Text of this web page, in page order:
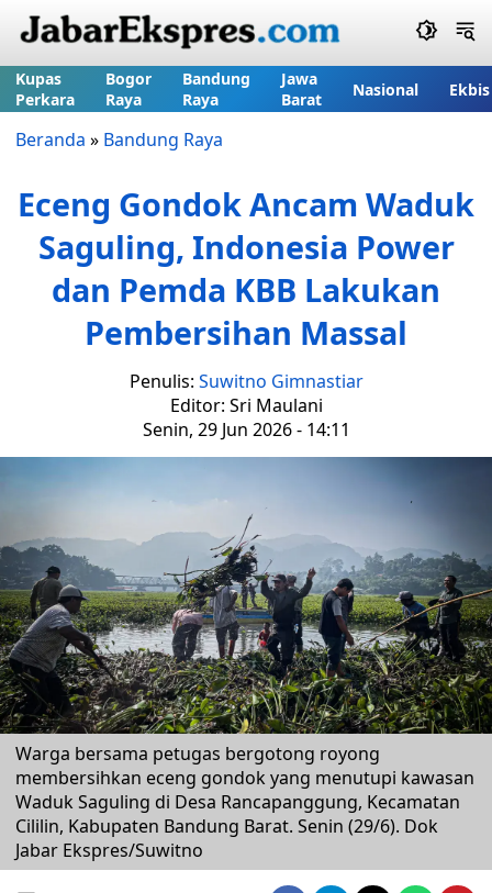
Kupas
Perkara
Bogor
Raya
Bandung
Raya
Jawa
Barat
Nasional Ekbis
Beranda » Bandung Raya
Eceng Gondok Ancam Waduk
Saguling, Indonesia Power
dan Pemda KBB Lakukan
Pembersihan Massal
Penulis: Suwitno Gimnastiar
Editor: Sri Maulani
Senin, 29 Jun 2026 - 14:11
Warga bersama petugas bergotong royong
membersihkan eceng gondok yang menutupi kawasan
Waduk Saguling di Desa Rancapanggung, Kecamatan
Cililin, Kabupaten Bandung Barat. Senin (29/6). Dok
Jabar Ekspres/Suwitno